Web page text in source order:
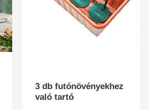
3 db futónövényekhez
való tartó